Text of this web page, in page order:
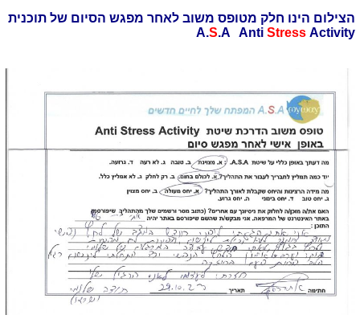
הצילום הינו חלק מטופס משוב לאחר מפגש הסיום של תוכנית
A.S.A Anti StressActivity